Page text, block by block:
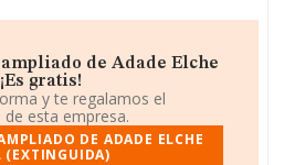
de Adade Elche
gratis!
y te regalamos el
esta empresa.
DE ADADE ELCHE
(EXTINGUIDA)